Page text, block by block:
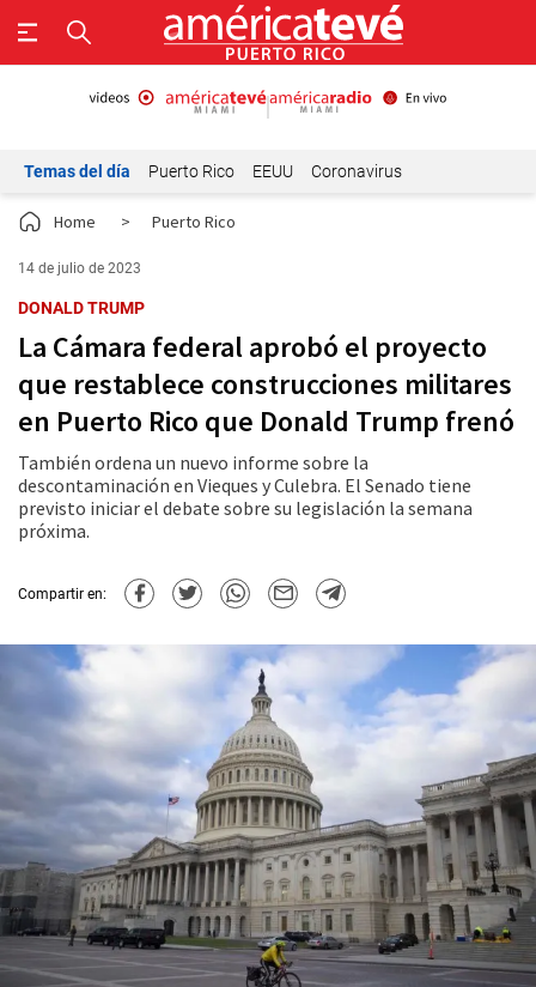
Temas del día Puerto Rico EEUU Coronavirus
Home > Puerto Rico
14 de julio de 2023
DONALD TRUMP
La Cámara federal aprobó el proyecto
que restablece construcciones militares
en Puerto Rico que Donald Trump frenó
También ordena un nuevo informe sobre la
descontaminación en Vieques y Culebra. El Senado tiene
previsto iniciar el debate sobre su legislación la semana
próxima.
Compartir en: